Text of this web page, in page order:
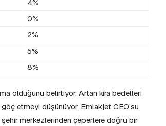
4%
0%
2%
5%
8%
olduğunu belirtiyor. Artan kira bedelleri
göç etmeyi düşünüyor. Emlakjet CEO’su
şehir merkezlerinden çeperlere doğru bir